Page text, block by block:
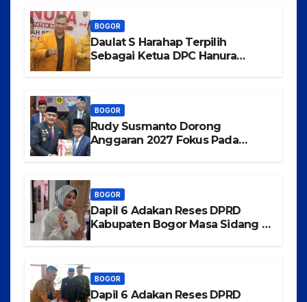
BOGOR
Daulat S Harahap Terpilih
Sebagai Ketua DPC Hanura
BOGOR
Rudy Susmanto Dorong
Anggaran 2027 Fokus Pada
BOGOR
Dapil 6 Adakan Reses DPRD
Kabupaten Bogor Masa Sidang III
BOGOR
Dapil 6 Adakan Reses DPRD